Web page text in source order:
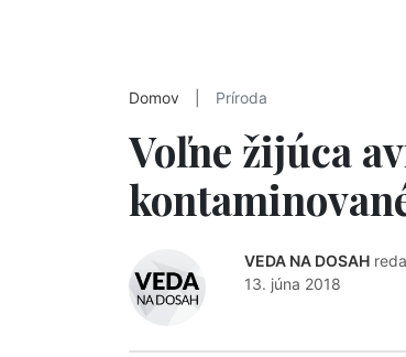
Domov Príroda
Voľne žijúca
VEDA NA DOSAH
13. júna 2018